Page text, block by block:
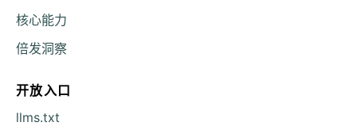
核心能力
倍发洞察
开放入口
llms.txt